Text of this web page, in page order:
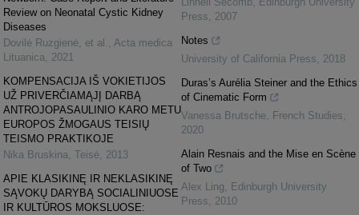
Review on Neonatal Cystic Kidney
Diseases
Dovilė Ruzgienė, et al. , Acta medica
Lituanica, 2021
KOMPENSACIJA IŠ VOKIETIJOS
UŽ PRIVERČIAMĄJĮ DARBĄ
ANTROJOPASAULINIO KARO METU
EUROPOS ŽMOGAUS TEISIŲ
TEISMO PRAKTIKOJE
Nika Bruskina, Teisė, 2013
APIE KLASIKINĘ IR NEKLASIKINĘ
SĄVOKŲ DARYBĄ SOCIALINIUOSE
IR KULTŪROS MOKSLUOSE:
Press, 2007
Notes
University of California Press, 2018
Duras’s Aurélia Steiner and the Ethics
of Cinematic Form
Vanessa Brutsche, French Studies,
2020
Alain Resnais and the Mise en Scène
of Two
Alex Ling, Edinburgh University
Press, 2010